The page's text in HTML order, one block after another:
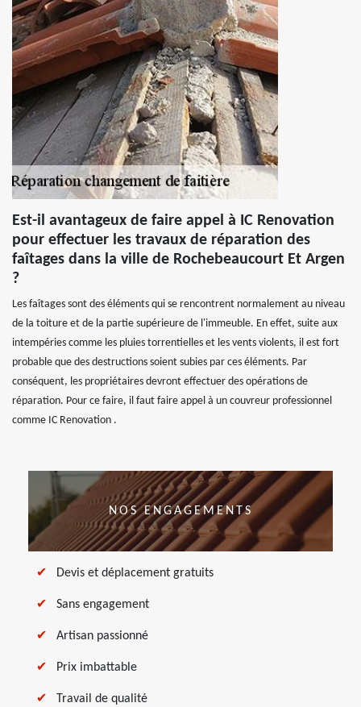
Est-il avantageux de faire appel à IC Renovation
pour effectuer les travaux de réparation des
faîtages dans la ville de Rochebeaucourt Et Argen
?
Les faîtages sont des éléments qui se rencontrent normalement au niveau
de la toiture et de la partie supérieure de l'immeuble. En effet, suite aux
intempéries comme les pluies torrentielles et les vents violents, il est fort
probable que des destructions soient subies par ces éléments. Par
conséquent, les propriétaires devront effectuer des opérations de
réparation. Pour ce faire, il faut faire appel à un couvreur professionnel
comme IC Renovation .
NOS ENGAGEMENTS
Devis et déplacement gratuits
Sans engagement
Artisan passionné
Prix imbattable
Travail de qualité